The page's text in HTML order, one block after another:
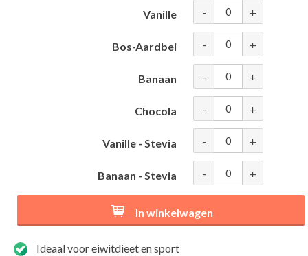
Vanille - +
Bos-Aardbei - +
Banaan - +
Chocola - +
Vanille - Stevia - +
Banaan - Stevia - +
In winkelwagen
Ideaal voor eiwitdieet en sport